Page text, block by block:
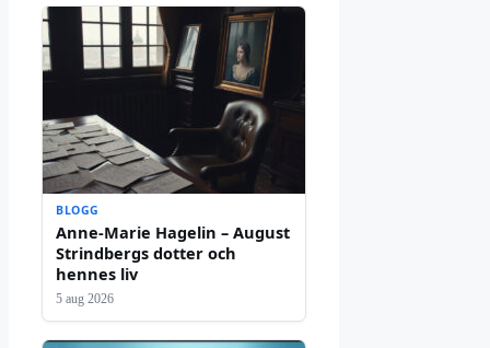
BLOGG
Anne-Marie Hagelin – August
Strindbergs dotter och
hennes liv
5 aug 2026